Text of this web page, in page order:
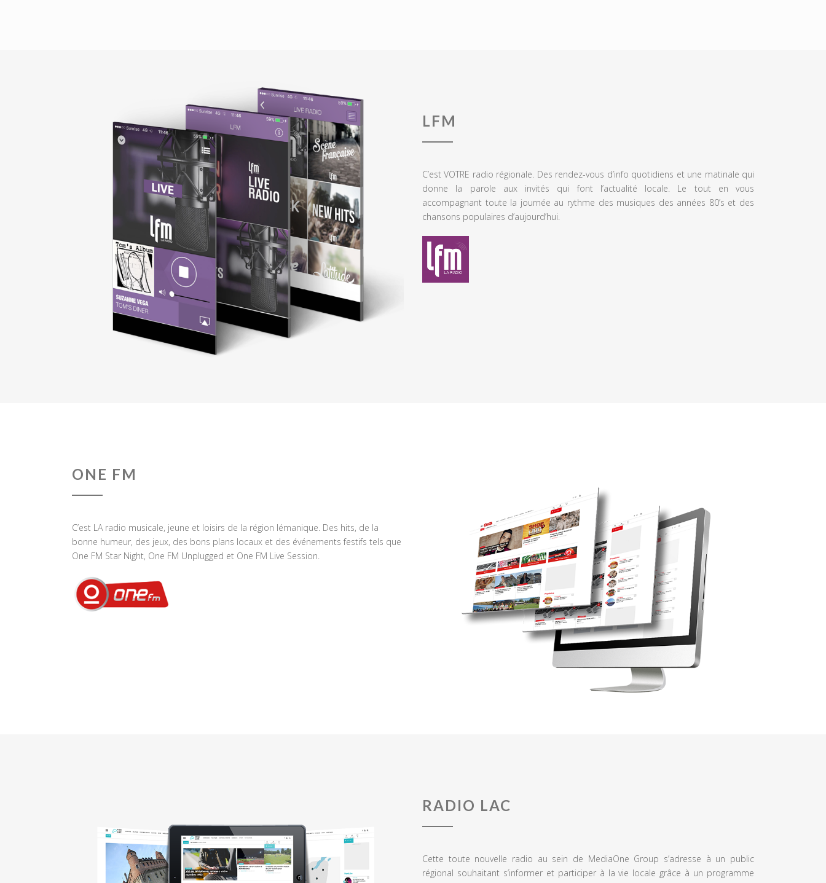
LFM
C’est VOTRE radio régionale. Des rendez-vous d’info quotidiens et une matinale qui
donne la parole aux invités qui font l’actualité locale. Le tout en vous
accompagnant toute la journée au rythme des musiques des années 80’s et des
chansons populaires d’aujourd’hui.
ONE FM
C’est LA radio musicale, jeune et loisirs de la région lémanique. Des hits, de la
bonne humeur, des jeux, des bons plans locaux et des événements festifs tels que
One FM Star Night, One FM Unplugged et One FM Live Session.
RADIO LAC
Cette toute nouvelle radio au sein de MediaOne Group s’adresse à un public
régional souhaitant s’informer et participer à la vie locale grâce à un programme